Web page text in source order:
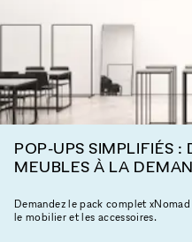
POP-UPS SIMPLIFIÉS :
MEUBLES À LA
Demandez le pack complet
le mobilier et les accessoires.